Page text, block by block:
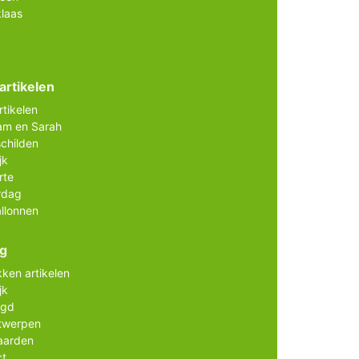
en Sarah
artikelen